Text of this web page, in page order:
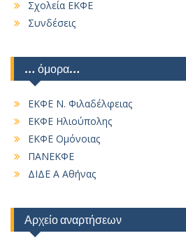
Σχολεία ΕΚΦΕ
Συνδέσεις
… όμορα…
ΕΚΦΕ Ν. Φιλαδέλφειας
ΕΚΦΕ Ηλιούπολης
ΕΚΦΕ Ομόνοιας
ΠΑΝΕΚΦΕ
ΔΙΔΕ Α Αθήνας
Αρχείο αναρτήσεων